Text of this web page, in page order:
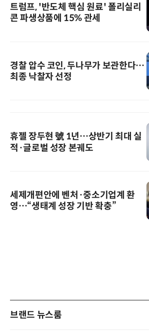
트럼프, '반도체 핵심 원료' 폴리실리
콘 파생상품에 15% 관세
경찰 압수 코인, 두나무가 보관한다…
최종 낙찰자 선정
휴젤 장두현 號 1년…상반기 최대 실
적·글로벌 성장 본궤도
세제개편안에 벤처·중소기업계 환
영…“생태계 성장 기반 확충”
브랜드 뉴스룸